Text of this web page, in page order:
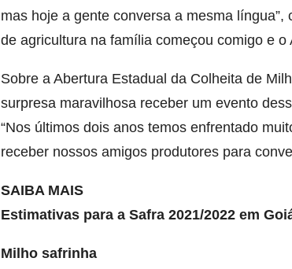
mas hoje a gente conversa a mesma língua”,
de agricultura na família começou comigo e o
Sobre a Abertura Estadual da Colheita de
surpresa maravilhosa receber um evento
“Nos últimos dois anos temos enfrentado
receber nossos amigos produtores para
SAIBA MAIS
Estimativas para a Safra 2021/2022 em
Milho safrinha